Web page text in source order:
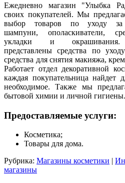
Ежедневно магазин "Улыбка
своих покупателей. Мы
выбор товаров по уходу за
шампуни, ополаскиватели,
укладки и
представлены средства по
средства для снятия макияжа,
Работает отдел декоративной
каждая покупательница найдет
необходимое. Также мы
бытовой химии и личной гигиены.
Предоставляемые услуги:
Косметика;
Товары для дома.
Рубрика: Магазины косметики |
магазины